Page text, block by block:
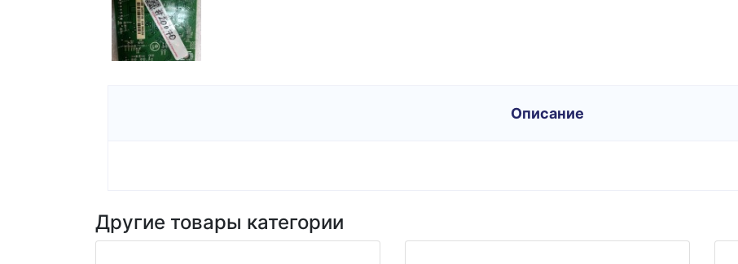
Описание
Другие товары категории